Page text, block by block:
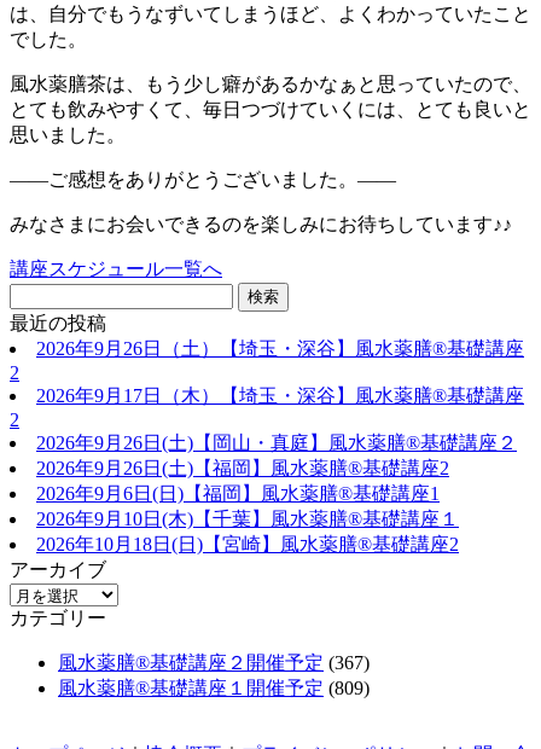
は、自分でもうなずいてしまうほど、よくわかっていたこと
でした。
風水薬膳茶は、もう少し癖があるかなぁと思っていたので、
とても飲みやすくて、毎日つづけていくには、とても良いと
思いました。
――ご感想をありがとうございました。――
みなさまにお会いできるのを楽しみにお待ちしています♪♪
講座スケジュール一覧へ
最近の投稿
2026年9月26日（土）【埼玉・深谷】風水薬膳®基礎講座
2
2026年9月17日（木）【埼玉・深谷】風水薬膳®基礎講座
2
2026年9月26日(土)【岡山・真庭】風水薬膳®基礎講座２
2026年9月26日(土)【福岡】風水薬膳®︎基礎講座2
2026年9月6日(日)【福岡】風水薬膳®︎基礎講座1
2026年9月10日(木)【千葉】風水薬膳®︎基礎講座１
2026年10月18日(日)【宮崎】風水薬膳®︎基礎講座2
アーカイブ
カテゴリー
風水薬膳®基礎講座２開催予定 (367)
風水薬膳®基礎講座１開催予定 (809)